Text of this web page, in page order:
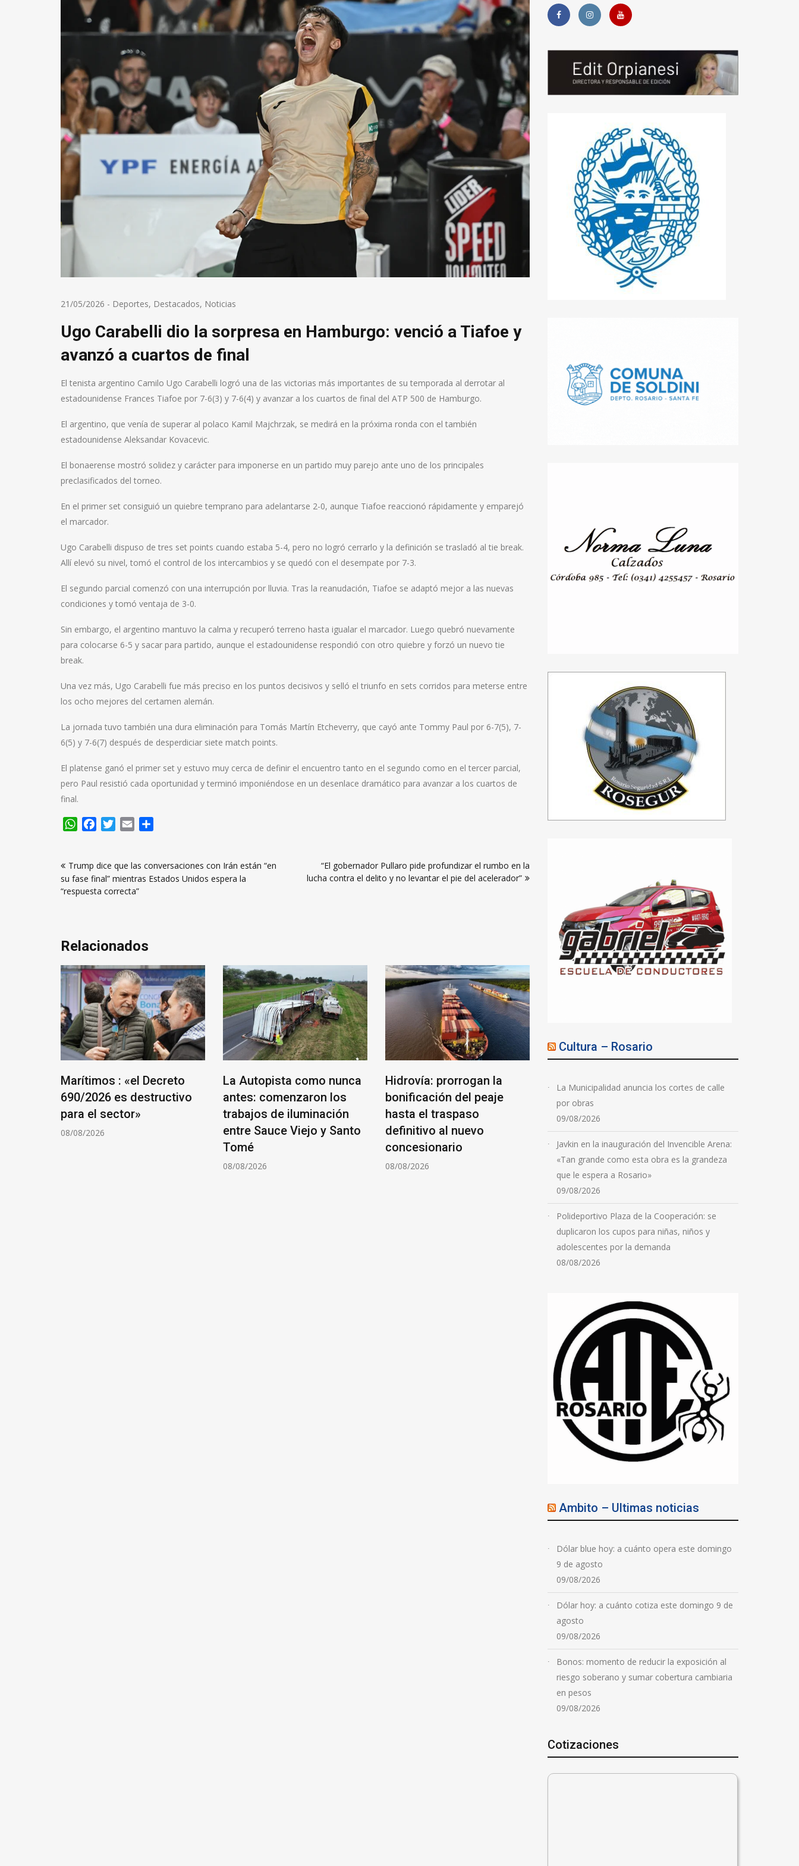
21/05/2026 - Deportes, Destacados, Noticias
Ugo Carabelli dio la sorpresa en Hamburgo: venció a Tiafoe y
avanzó a cuartos de final
El tenista argentino Camilo Ugo Carabelli logró una de las victorias más importantes de su temporada al derrotar al
estadounidense Frances Tiafoe por 7-6(3) y 7-6(4) y avanzar a los cuartos de final del ATP 500 de Hamburgo.
El argentino, que venía de superar al polaco Kamil Majchrzak, se medirá en la próxima ronda con el también
estadounidense Aleksandar Kovacevic.
El bonaerense mostró solidez y carácter para imponerse en un partido muy parejo ante uno de los principales
preclasificados del torneo.
En el primer set consiguió un quiebre temprano para adelantarse 2-0, aunque Tiafoe reaccionó rápidamente y emparejó
el marcador.
Ugo Carabelli dispuso de tres set points cuando estaba 5-4, pero no logró cerrarlo y la definición se trasladó al tie break.
Allí elevó su nivel, tomó el control de los intercambios y se quedó con el desempate por 7-3.
El segundo parcial comenzó con una interrupción por lluvia. Tras la reanudación, Tiafoe se adaptó mejor a las nuevas
condiciones y tomó ventaja de 3-0.
Sin embargo, el argentino mantuvo la calma y recuperó terreno hasta igualar el marcador. Luego quebró nuevamente
para colocarse 6-5 y sacar para partido, aunque el estadounidense respondió con otro quiebre y forzó un nuevo tie
break.
Una vez más, Ugo Carabelli fue más preciso en los puntos decisivos y selló el triunfo en sets corridos para meterse entre
los ocho mejores del certamen alemán.
La jornada tuvo también una dura eliminación para Tomás Martín Etcheverry, que cayó ante Tommy Paul por 6-7(5), 7-
6(5) y 7-6(7) después de desperdiciar siete match points.
El platense ganó el primer set y estuvo muy cerca de definir el encuentro tanto en el segundo como en el tercer parcial,
pero Paul resistió cada oportunidad y terminó imponiéndose en un desenlace dramático para avanzar a los cuartos de
final.
WhatsApp
FacebookTwitter
Email
de
entradas
Trump dice que las conversaciones con Irán están “en
su fase final” mientras Estados Unidos espera la
“respuesta correcta”
“El gobernador Pullaro pide profundizar el rumbo en la
lucha contra el delito y no levantar el pie del acelerador”
Relacionados
Marítimos : «el Decreto
690/2026 es destructivo
para el sector»
08/08/2026
La Autopista como nunca
antes: comenzaron los
trabajos de iluminación
entre Sauce Viejo y Santo
Tomé
08/08/2026
Hidrovía: prorrogan la
bonificación del peaje
hasta el traspaso
definitivo al nuevo
concesionario
08/08/2026
SOEA CONSTRUYE:
AVANZA LA OBRA DE LA
FUTURA CLÍNICA
ACEITERA
08/08/2026
Cultura – Rosario
La Municipalidad anuncia los cortes de calle
por obras
09/08/2026
Javkin en la inauguración del Invencible Arena:
«Tan grande como esta obra es la grandeza
que le espera a Rosario»
09/08/2026
Polideportivo Plaza de la Cooperación: se
duplicaron los cupos para niñas, niños y
adolescentes por la demanda
08/08/2026
Ambito – Ultimas noticias
Dólar blue hoy: a cuánto opera este domingo
9 de agosto
09/08/2026
Dólar hoy: a cuánto cotiza este domingo 9 de
agosto
09/08/2026
Bonos: momento de reducir la exposición al
riesgo soberano y sumar cobertura cambiaria
en pesos
09/08/2026
Cotizaciones